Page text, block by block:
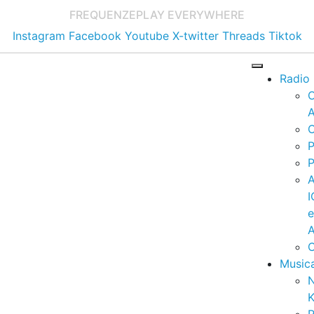
FREQUENZEPLAY EVERYWHERE
Instagram Facebook Youtube X-twitter Threads Tiktok
Radio
e